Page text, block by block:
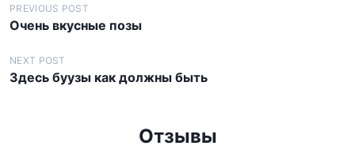
Н
а
в
и
PREVIOUS POST
Очень вкусные позы
NEXT POST
Здесь буузы как должны быть
Отзывы